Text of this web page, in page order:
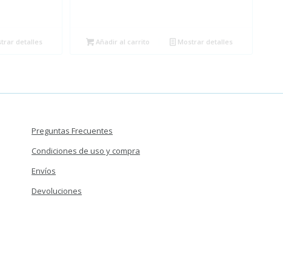
detalles Añadir al carrito Mostrar detalles
Preguntas Frecuentes
Condiciones de uso y compra
Envíos
Devoluciones